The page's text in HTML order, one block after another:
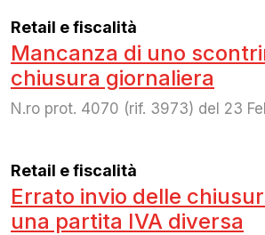
Retail e fiscalità
Mancanza di uno
chiusura giornaliera
N.ro prot. 4070 (rif. 3973) del 23
Retail e fiscalità
Errato invio delle
una partita IVA diversa